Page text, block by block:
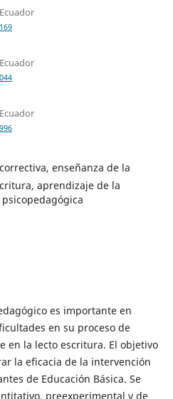
enseñanza de la
aprendizaje de la
es importante en
en su proceso de
en la lecto escritura. El objetivo
la eficacia de la intervención
de Educación Básica. Se
preexperimental y de